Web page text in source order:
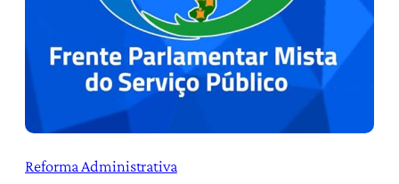
Reforma Administrativa